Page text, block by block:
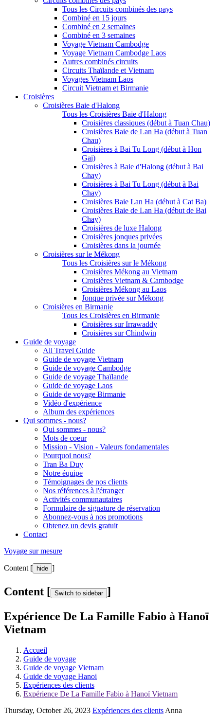
Tous les Circuits combinés des pays
Combiné en 15 jours
Combiné en 2 semaines
Combiné en 3 semaines
Voyage Vietnam Cambodge
Voyage Vietnam Cambodge Laos
Autres combinés circuits
Circuits Thaïlande et Vietnam
Voyages Vietnam Laos
Circuit Vietnam et Birmanie
Croisières
Croisières Baie d'Halong
Tous les Croisières Baie d'Halong
Croisières classiques (début à Tuan Chau)
Croisières Baie de Lan Ha (début à Tuan
Chau)
Croisières à Bai Tu Long (début à Hon
Gai)
Croisières à Baie d'Halong (début à Bai
Chay)
Croisières à Bai Tu Long (début à Bai
Chay)
Croisières Baie Lan Ha (début à Cat Ba)
Croisières Baie de Lan Ha (début de Bai
Chay)
Croisières de luxe Halong
Croisières jonques privées
Croisières dans la journée
Croisières sur le Mékong
Tous les Croisières sur le Mékong
Croisières Mékong au Vietnam
Croisières Vietnam & Cambodge
Croisières Mékong au Laos
Jonque privée sur Mékong
Croisières en Birmanie
Tous les Croisières en Birmanie
Croisières sur Irrawaddy
Croisières sur Chindwin
Guide de voyage
All Travel Guide
Guide de voyage Vietnam
Guide de voyage Cambodge
Guide de voyage Thaïlande
Guide de voyage Laos
Guide de voyage Birmanie
Vidéo d'expérience
Album des expériences
Qui sommes - nous?
Qui sommes - nous?
Mots de coeur
Mission - Vision - Valeurs fondamentales
Pourquoi nous?
Tran Ba Duy
Notre équipe
Témoignages de nos clients
Nos références à l'étranger
Activités communautaires
Formulaire de signature de réservation
Abonnez-vous à nos promotions
Obtenez un devis gratuit
Contact
Voyage sur mesure
Content [ hide ]
Content [ Switch to sidebar ]
Expérience De La Famille Fabio à Hanoï
Vietnam
Accueil
Guide de voyage
Guide de voyage Vietnam
Guide de voyage Hanoi
Expériences des clients
Expérience De La Famille Fabio à Hanoï Vietnam
Thursday, October 26, 2023 Expériences des clients Anna